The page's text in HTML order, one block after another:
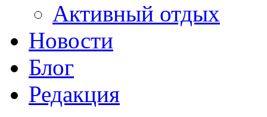
Активный отдых
Новости
Блог
Редакция